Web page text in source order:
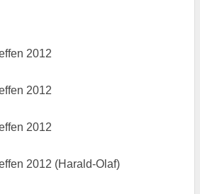
2012
2012
2012
2012 (Harald-Olaf)